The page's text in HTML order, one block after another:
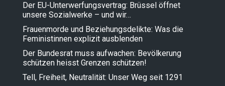
Der EU-Unterwerfungsvertrag: Brüssel öffnet
unsere Sozialwerke – und wir…
Frauenmorde und Beziehungsdelikte: Was die
Feministinnen explizit ausblenden
Der Bundesrat muss aufwachen: Bevölkerung
schützen heisst Grenzen schützen!
Tell, Freiheit, Neutralität: Unser Weg seit 1291